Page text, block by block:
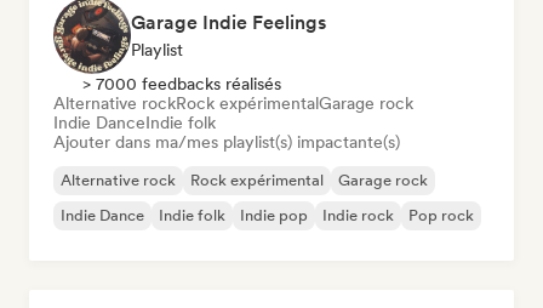
Garage Indie Feelings
Playlist
> 7000 feedbacks réalisés
Alternative rockRock expérimentalGarage rock
Indie DanceIndie folk
Ajouter dans ma/mes playlist(s) impactante(s)
Alternative rock Rock expérimental
Garage rock
Indie Dance
Indie folk Indie pop Indie rock Pop rock